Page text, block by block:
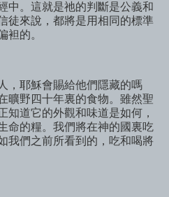
中。這就是祂的判斷是公義和
徒來說，都將是用相同的標準
的。
，耶穌會賜給他們隱藏的嗎
曠野四十年裏的食物。雖然聖
知道它的外觀和味道是如何，
命的糧。我們將在神的國裏吃
我們之前所看到的，吃和喝將